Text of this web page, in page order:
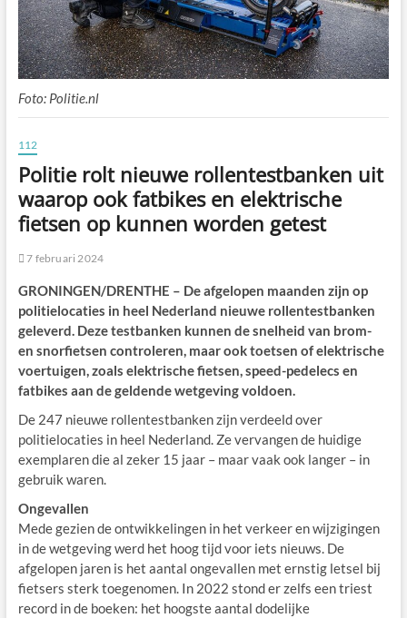
Foto: Politie.nl
112
Politie rolt nieuwe rollentestbanken uit
waarop ook fatbikes en elektrische
fietsen op kunnen worden getest
7 februari 2024
GRONINGEN/DRENTHE – De afgelopen maanden zijn op
politielocaties in heel Nederland nieuwe rollentestbanken
geleverd. Deze testbanken kunnen de snelheid van brom-
en snorfietsen controleren, maar ook toetsen of elektrische
voertuigen, zoals elektrische fietsen, speed-pedelecs en
fatbikes aan de geldende wetgeving voldoen.
De 247 nieuwe rollentestbanken zijn verdeeld over
politielocaties in heel Nederland. Ze vervangen de huidige
exemplaren die al zeker 15 jaar – maar vaak ook langer – in
gebruik waren.
Ongevallen
Mede gezien de ontwikkelingen in het verkeer en wijzigingen
in de wetgeving werd het hoog tijd voor iets nieuws. De
afgelopen jaren is het aantal ongevallen met ernstig letsel bij
fietsers sterk toegenomen. In 2022 stond er zelfs een triest
record in de boeken: het hoogste aantal dodelijke